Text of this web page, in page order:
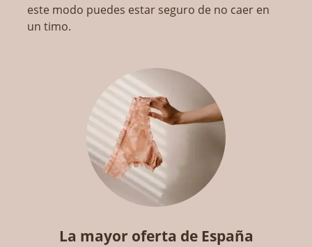
este modo puedes estar seguro de no caer en
un timo.
La mayor oferta de España